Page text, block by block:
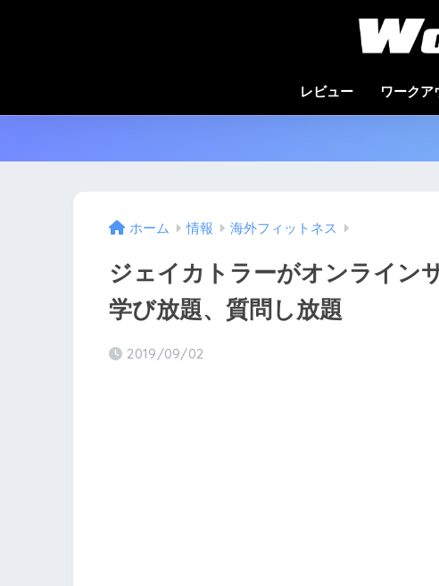
レビュー ワークア
ホーム 情報 海外フィットネス
ジェイカトラーがオンライン
学び放題、質問し放題
2019/09/02